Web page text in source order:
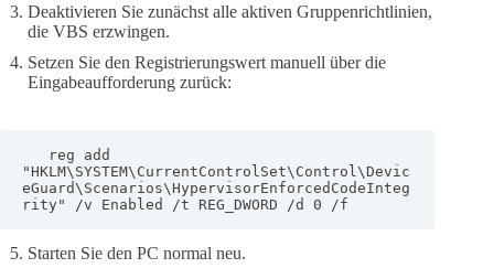
Deaktivieren Sie zunächst alle aktiven Gruppenrichtlinien,
die VBS erzwingen.
Setzen Sie den Registrierungswert manuell über die
Eingabeaufforderung zurück:
"HKLM\SYSTEM\CurrentControlSet\Control\Devic
eGuard\Scenarios\HypervisorEnforcedCodeInteg
rity" /v Enabled /t REG_DWORD /d 0 /f
Starten Sie den PC normal neu.